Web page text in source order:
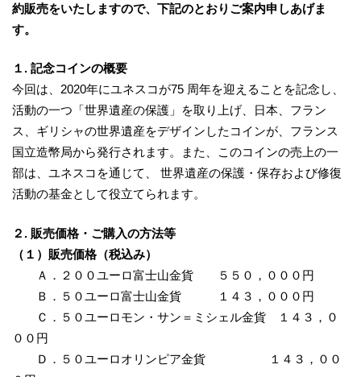
約販売をいたしますので、下記のとおりご案内申しあげま
す。
１. 記念コインの概要
今回は、2020年にユネスコが75 周年を迎えることを記念し、
活動の一つ「世界遺産の保護」を取り上げ、日本、フラン
ス、ギリシャの世界遺産をデザインしたコインが、フランス
国立造幣局から発行されます。また、このコインの売上の一
部は、ユネスコを通じて、 世界遺産の保護・保存および修復
活動の基金として役立てられます。
２. 販売価格・ご購入の方法等
（１）販売価格（税込み）
Ａ．２００ユーロ富士山金貨 ５５０，０００円
Ｂ．５０ユーロ富士山金貨 １４３，０００円
Ｃ．５０ユーロモン・サン＝ミシェル金貨 １４３，０
００円
Ｄ．５０ユーロオリンピア金貨 １４３，００